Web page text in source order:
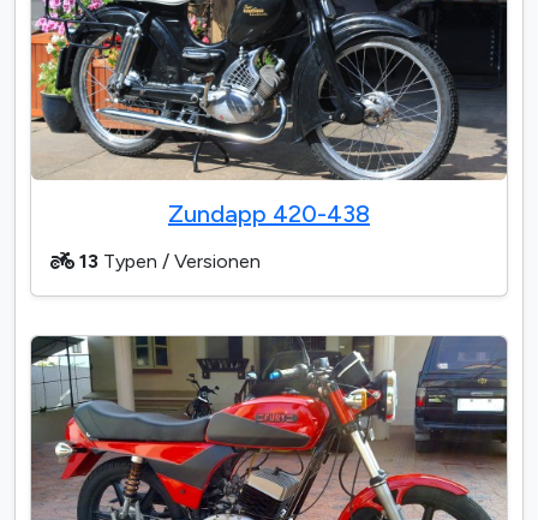
Zundapp 420-438
13 Typen / Versionen